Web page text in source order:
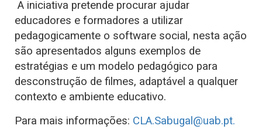
A iniciativa pretende procurar ajudar
educadores e formadores a utilizar
pedagogicamente o software social, nesta ação
são apresentados alguns exemplos de
estratégias e um modelo pedagógico para
desconstrução de filmes, adaptável a qualquer
contexto e ambiente educativo.
Para mais informações: CLA.Sabugal@uab.pt.